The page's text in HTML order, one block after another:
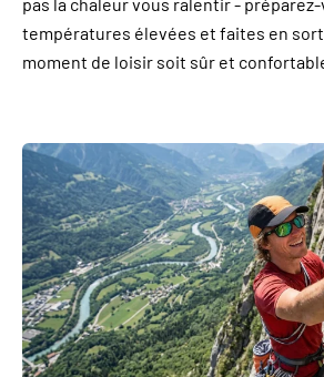
températures élevées et faites en
moment de loisir soit sûr et